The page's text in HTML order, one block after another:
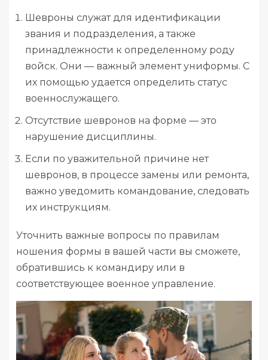
Шевроны служат для идентификации
звания и подразделения, а также
принадлежности к определенному роду
войск. Они — важный элемент униформы. С
их помощью удается определить статус
военнослужащего.
Отсутствие шевронов на форме — это
нарушение дисциплины.
Если по уважительной причине нет
шевронов, в процессе замены или ремонта,
важно уведомить командование, следовать
их инструкциям.
Уточнить важные вопросы по правилам
ношения формы в вашей части вы сможете,
обратившись к командиру или в
соответствующее военное управление.